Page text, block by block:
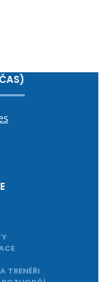
TRENÉŘI